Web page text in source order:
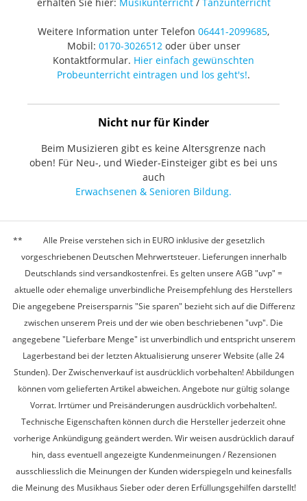
Weitere Information unter Telefon 06441-2099685,
Mobil: 0170-3026512oder über unser
Kontaktformular. Hier einfach gewünschten
Probeunterricht eintragen und los geht's!.
Nicht nur für Kinder
Beim Musizieren gibt es keine Altersgrenze nach
oben! Für Neu-, und Wieder-Einsteiger gibt es bei uns
auch
Erwachsenen & Senioren Bildung.
Alle Preise verstehen sich in EURO inklusive der gesetzlich
vorgeschriebenen Deutschen Mehrwertsteuer. Lieferungen innerhalb
Deutschlands sind versandkostenfrei. Es gelten unsere AGB "uvp" =
aktuelle oder ehemalige unverbindliche Preisempfehlung des Herstellers
Die angegebene Preisersparnis "Sie sparen" bezieht sich auf die Differenz
zwischen unserem Preis und der wie oben beschriebenen "uvp". Die
angegebene "Lieferbare Menge" ist unverbindlich und entspricht unserem
Lagerbestand bei der letzten Aktualisierung unserer Website (alle 24
Stunden). Der Zwischenverkauf ist ausdrücklich vorbehalten! Abbildungen
können vom gelieferten Artikel abweichen. Angebote nur gültig solange
Vorrat. Irrtümer und Preisänderungen ausdrücklich vorbehalten!.
Technische Eigenschaften können durch die Hersteller jederzeit ohne
vorherige Ankündigung geändert werden. Wir weisen ausdrücklich darauf
hin, dass eventuell angezeigte Kundenmeinungen / Rezensionen
ausschliesslich die Meinungen der Kunden widerspiegeln und keinesfalls
die Meinung des Musikhaus Sieber oder deren Erfüllungsgehilfen darstellt!